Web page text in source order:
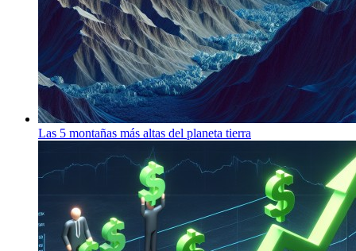
Las 5 montañas más altas del planeta tierra